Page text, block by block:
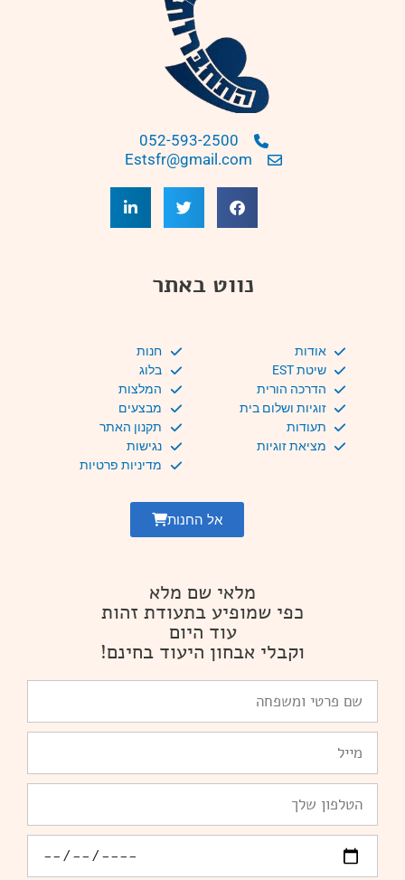
052-593-2500
Estsfr@gmail.com
נווט באתר
אודות
שיטת EST
הדרכה הורית
זוגיות ושלום בית
תעודות
מציאת זוגיות
חנות
בלוג
המלצות
מבצעים
תקנון האתר
נגישות
מדיניות פרטיות
אל החנות
מלאי שם מלא
כפי שמופיע בתעודת זהות
עוד היום
וקבלי אבחון היעוד בחינם!
פרטי
ומשפחה